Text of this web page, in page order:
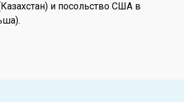
и посольство США в